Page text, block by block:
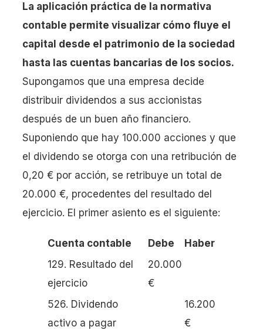
La aplicación práctica de la normativa
contable permite visualizar cómo fluye el
capital desde el patrimonio de la sociedad
hasta las cuentas bancarias de los socios.
Supongamos que una empresa decide
distribuir dividendos a sus accionistas
después de un buen año financiero.
Suponiendo que hay 100.000 acciones y que
el dividendo se otorga con una retribución de
0,20 € por acción, se retribuye un total de
20.000 €, procedentes del resultado del
ejercicio. El primer asiento es el siguiente:
Cuenta contable Debe
Haber
129. Resultado del
ejercicio
20.000
€
526. Dividendo
activo a pagar
16.200
€